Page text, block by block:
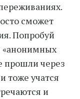
сможет
Попробуй
«анонимных
прошли через
тоже учатся
и